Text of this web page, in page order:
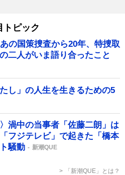
トピック
の国策捜査から20年、特捜取
二人がいま語り合ったこと
し」の人生を生きるための5
渦中の当事者「佐藤二朗」は
フジテレビ」で起きた「橋本
騒動
新潮QUE
「新潮QUE」とは？